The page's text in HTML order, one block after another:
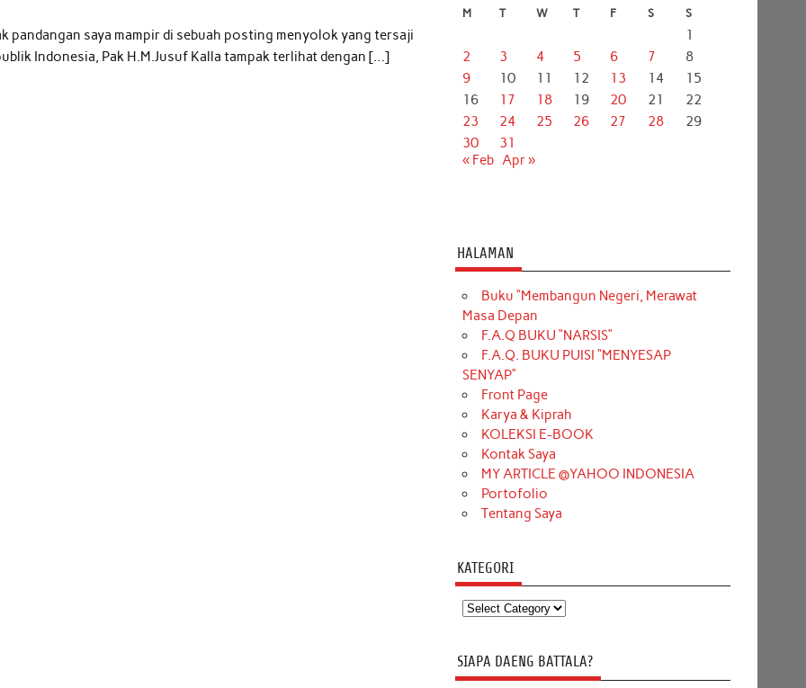
pandangan saya mampir di sebuah posting menyolok yang tersaji
Indonesia, Pak H.M.Jusuf Kalla tampak terlihat dengan […]
M T W T F S S
1
2
3 4 5 6 7
8
9
10 11 12 13 14
15
16
17 18 19 20 21
22
23
24 25 26 27 28
29
30
31
« Feb Apr »
HALAMAN
Buku “Membangun Negeri, Merawat
Masa Depan
F.A.Q BUKU “NARSIS”
F.A.Q. BUKU PUISI “MENYESAP
SENYAP”
Front Page
Karya & Kiprah
KOLEKSI E-BOOK
Kontak Saya
MY ARTICLE @YAHOO INDONESIA
Portofolio
Tentang Saya
KATEGORI
Kategori
SIAPA DAENG BATTALA?